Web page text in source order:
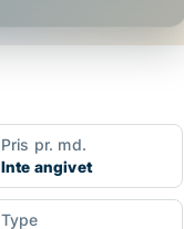
Pris pr. md.
Inte angivet
Type